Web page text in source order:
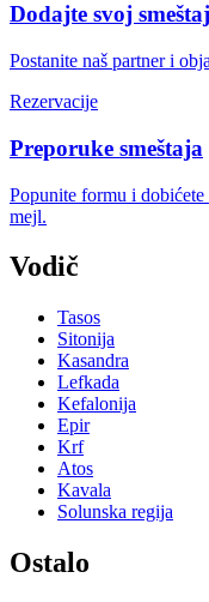
Dodajte svoj smeštaj
Postanite naš partner i
Rezervacije
Preporuke smeštaja
Popunite formu i dobićete
mejl.
Vodič
Tasos
Sitonija
Kasandra
Lefkada
Kefalonija
Epir
Krf
Atos
Kavala
Solunska regija
Ostalo